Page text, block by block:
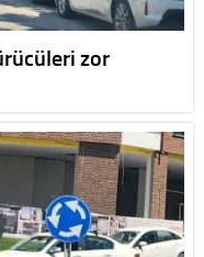
zor